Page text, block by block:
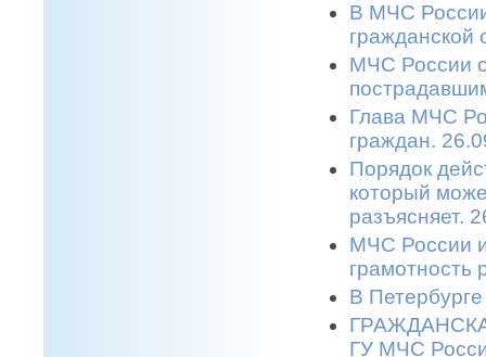
В МЧС
гражданской
МЧС России
Глава МЧС
граждан.
Порядок
который
разъясняет.
МЧС России
грамотность
В
ГУ МЧС